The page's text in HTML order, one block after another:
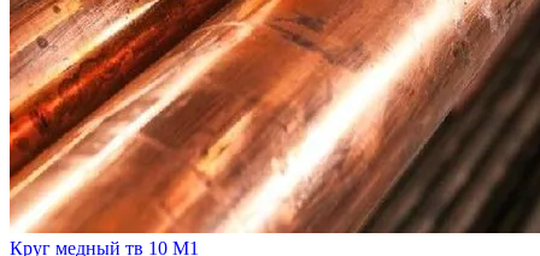
Круг медный тв 10 М1